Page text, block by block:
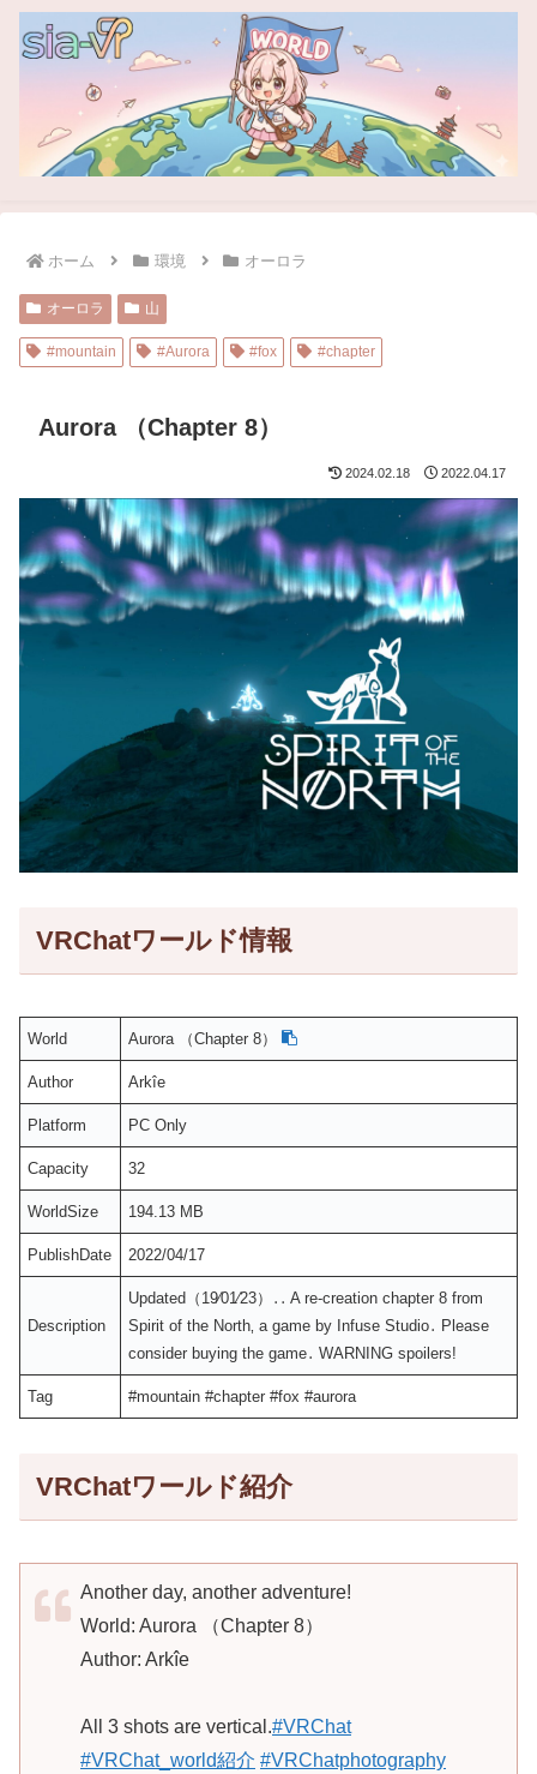
ホーム 環境 オーロラ
オーロラ 山
#mountain #Aurora #fox #chapter
Aurora （Chapter 8）
2024.02.18 2022.04.17
VRChatワールド情報
World Aurora （Chapter 8）
Author Arkîe
Platform PC Only
Capacity 32
WorldSize 194.13 MB
PublishDate 2022/04/17
Description
Updated（19⁄01⁄23）․․ A re-creation chapter 8 from
Spirit of the North‚ a game by Infuse Studio․ Please
consider buying the game․ WARNING spoilersǃ
Tag #mountain #chapter #fox #aurora
VRChatワールド紹介
Another day, another adventure!
World: Aurora （Chapter 8）
Author: Arkîe
All 3 shots are vertical.#VRChat
#VRChat_world紹介 #VRChatphotography